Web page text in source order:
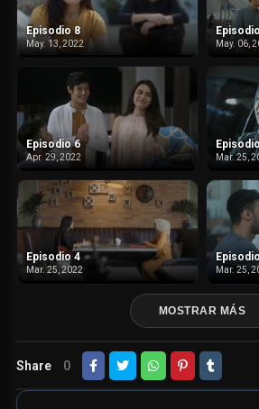
Episodio 8
May. 13, 2022 May. 06,
Episodio 6
Apr. 29, 2022 Mar. 25,
Episodio 4
Mar. 25, 2022 Mar. 25,
MOSTRAR MÁS
Share 0